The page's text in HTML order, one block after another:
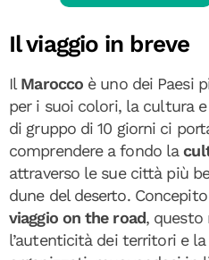
Il viaggio in breve
Il Marocco è uno dei Paesi
per i suoi colori, la cultura
di gruppo di 10 giorni ci
comprendere a fondo la
attraverso le sue città più
dune del deserto.
viaggio on the road, questo
l’autenticità dei territori e